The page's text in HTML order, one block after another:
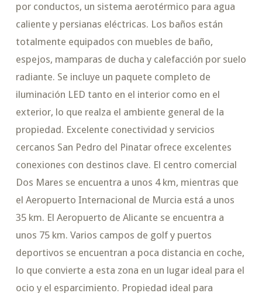
por conductos, un sistema aerotérmico para agua
caliente y persianas eléctricas. Los baños están
totalmente equipados con muebles de baño,
espejos, mamparas de ducha y calefacción por suelo
radiante. Se incluye un paquete completo de
iluminación LED tanto en el interior como en el
exterior, lo que realza el ambiente general de la
propiedad. Excelente conectividad y servicios
cercanos San Pedro del Pinatar ofrece excelentes
conexiones con destinos clave. El centro comercial
Dos Mares se encuentra a unos 4 km, mientras que
el Aeropuerto Internacional de Murcia está a unos
35 km. El Aeropuerto de Alicante se encuentra a
unos 75 km. Varios campos de golf y puertos
deportivos se encuentran a poca distancia en coche,
lo que convierte a esta zona en un lugar ideal para el
ocio y el esparcimiento. Propiedad ideal para